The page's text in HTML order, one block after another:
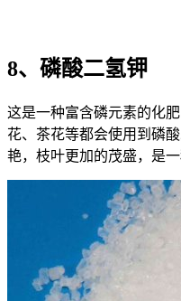
8、磷酸二氢钾
这是一种富含磷元素的化
花、茶花等都会使用到磷
艳，枝叶更加的茂盛，是